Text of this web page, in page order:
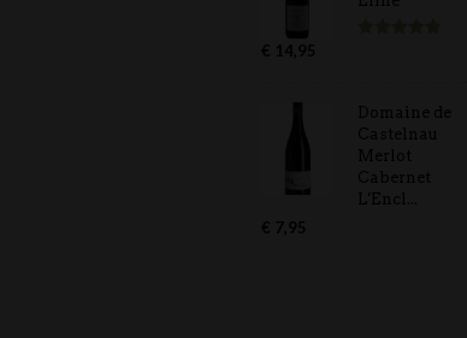
€ 14,95
Domaine de
Castelnau
Merlot
Cabernet
L'Encl...
€ 7,95